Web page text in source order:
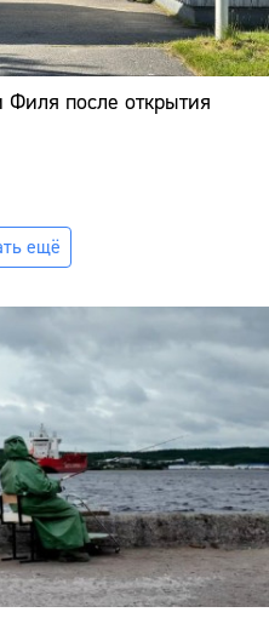
Филя после открытия
ещё